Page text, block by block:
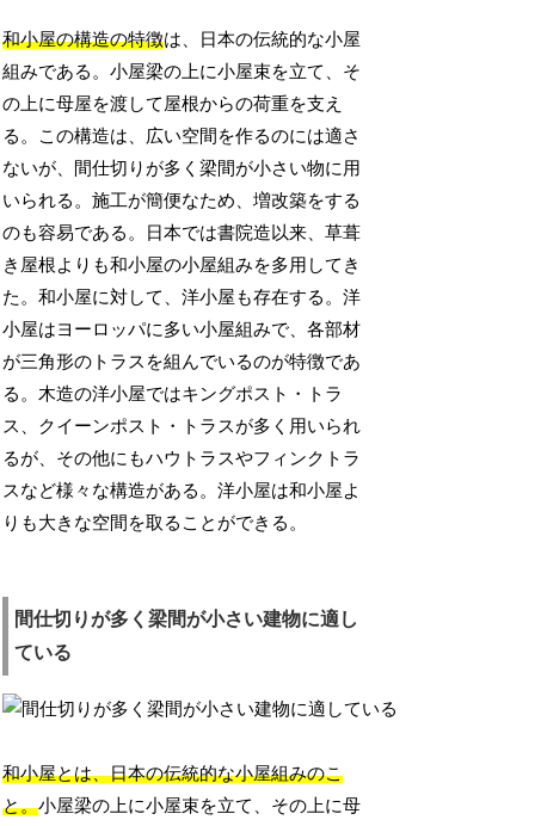
和小屋の構造の特徴は、日本の伝統的な小屋
組みである。小屋梁の上に小屋束を立て、そ
の上に母屋を渡して屋根からの荷重を支え
る。この構造は、広い空間を作るのには適さ
ないが、間仕切りが多く梁間が小さい物に用
いられる。施工が簡便なため、増改築をする
のも容易である。日本では書院造以来、草葺
き屋根よりも和小屋の小屋組みを多用してき
た。和小屋に対して、洋小屋も存在する。洋
小屋はヨーロッパに多い小屋組みで、各部材
が三角形のトラスを組んでいるのが特徴であ
る。木造の洋小屋ではキングポスト・トラ
ス、クイーンポスト・トラスが多く用いられ
るが、その他にもハウトラスやフィンクトラ
スなど様々な構造がある。洋小屋は和小屋よ
りも大きな空間を取ることができる。
間仕切りが多く梁間が小さい建物に適し
ている
和小屋とは、日本の伝統的な小屋組みのこ
と。小屋梁の上に小屋束を立て、その上に母